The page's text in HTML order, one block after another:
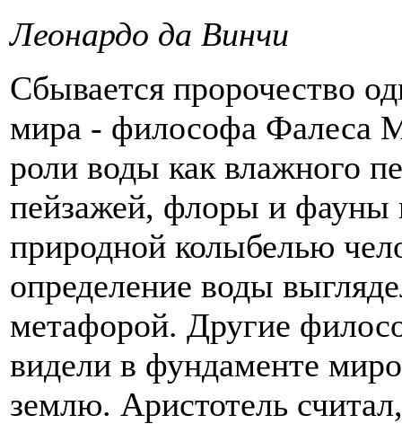
Леонардо да Винчи
Сбывается пророчество
мира - философа Фалеса
роли воды как влажного
пейзажей, флоры и фауны
природной колыбелью
определение воды
метафорой. Другие
видели в фундаменте
землю. Аристотель